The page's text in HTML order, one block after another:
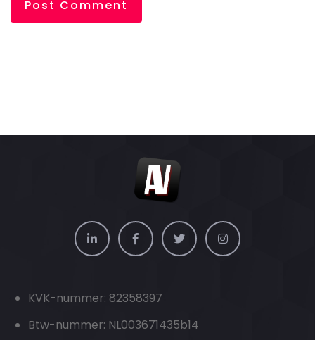
KVK-nummer: 82358397
Btw-nummer: NL003671435b14